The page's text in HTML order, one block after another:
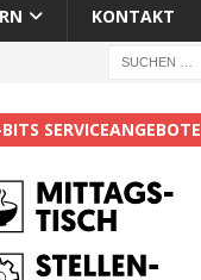
KONTAKT
SERVICEANGEBOTE